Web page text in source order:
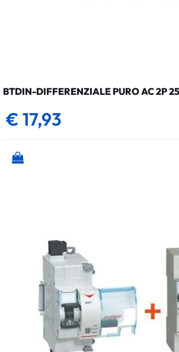
BTDIN-DIFFERENZIALE PURO AC 2P
€ 17,93
Quantità